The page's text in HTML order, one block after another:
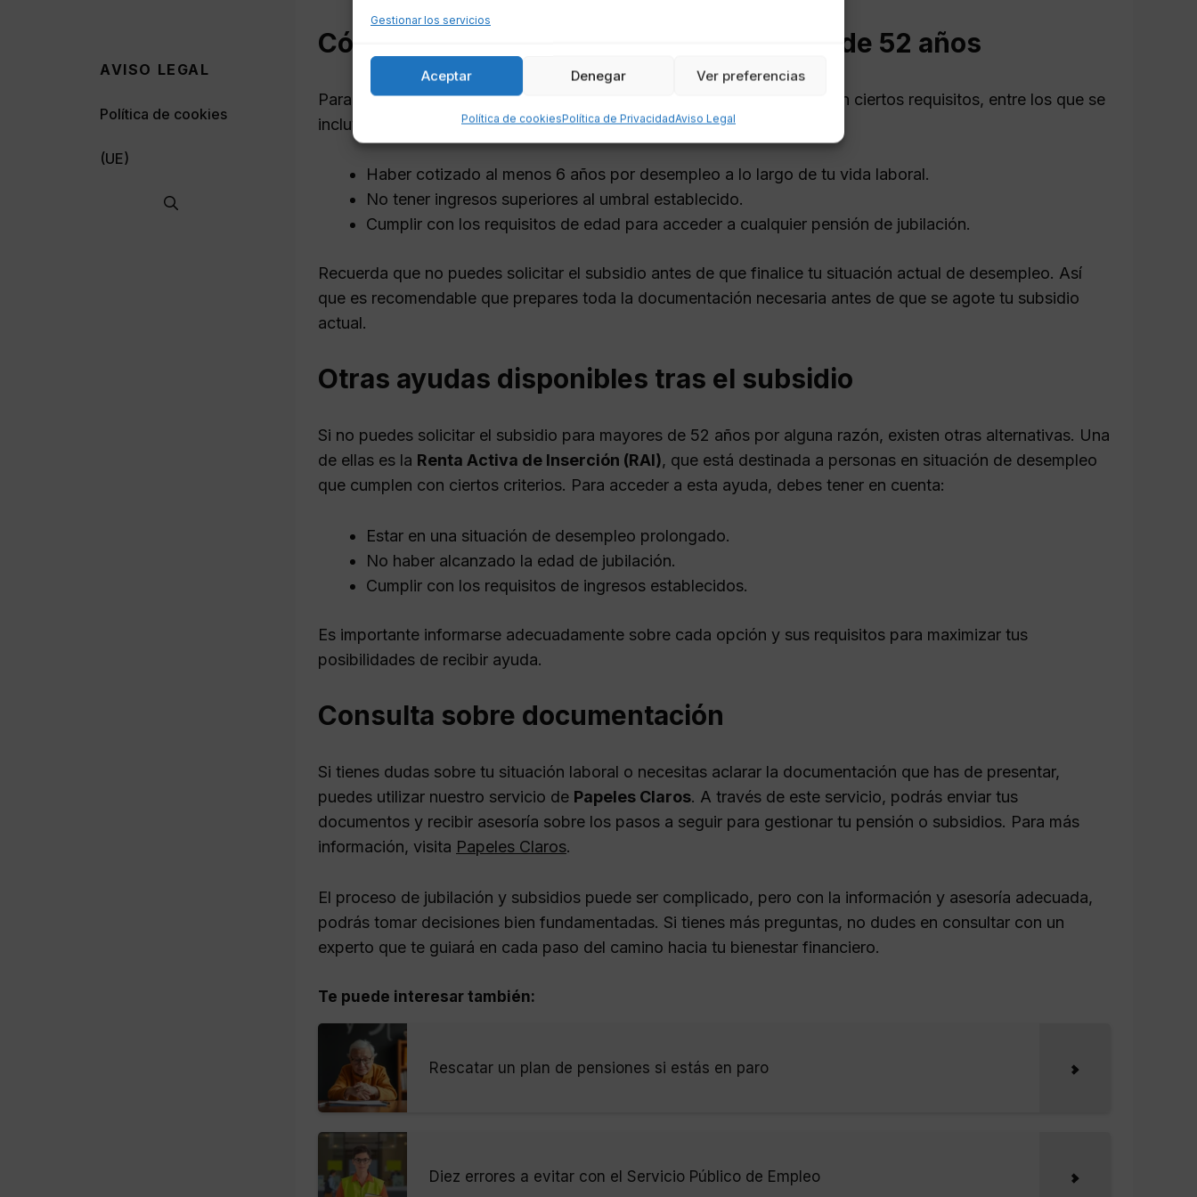
Gestionar los servicios
Aceptar Denegar Ver preferencias
Política de cookiesPolítica de PrivacidadAviso Legal
Cómo solicitar el subsidio para mayores de 52 años
Para solicitar elsubsidio para mayores de 52 años
, debes cumplir con ciertos requisitos, entre los que se
incluyen:
Haber cotizado al menos 6 años por desempleo a lo largo de tu vida laboral.
No tener ingresos superiores al umbral establecido.
Cumplir con los requisitos de edad para acceder a cualquier pensión de jubilación.
Recuerda que no puedes solicitar el subsidio antes de que finalice tu situación actual de desempleo. Así
que es recomendable que prepares toda la documentación necesaria antes de que se agote tu subsidio
actual.
Otras ayudas disponibles tras el subsidio
Si no puedes solicitar el subsidio para mayores de 52 años por alguna razón, existen otras alternativas. Una
de ellas es la Renta Activa de Inserción (RAI), que está destinada a personas en situación de desempleo
que cumplen con ciertos criterios. Para acceder a esta ayuda, debes tener en cuenta:
Estar en una situación de desempleo prolongado.
No haber alcanzado la edad de jubilación.
Cumplir con los requisitos de ingresos establecidos.
Es importante informarse adecuadamente sobre cada opción y sus requisitos para maximizar tus
posibilidades de recibir ayuda.
Consulta sobre documentación
Si tienes dudas sobre tu situación laboral o necesitas aclarar la documentación que has de presentar,
puedes utilizar nuestro servicio de Papeles Claros. A través de este servicio, podrás enviar tus
documentos y recibir asesoría sobre los pasos a seguir para gestionar tu pensión o subsidios. Para más
información, visita Papeles Claros.
El proceso de jubilación y subsidios puede ser complicado, pero con la información y asesoría adecuada,
podrás tomar decisiones bien fundamentadas. Si tienes más preguntas, no dudes en consultar con un
experto que te guiará en cada paso del camino hacia tu bienestar financiero.
Te puede interesar también:
Rescatar un plan de pensiones si estás en paro
Diez errores a evitar con el Servicio Público de Empleo
AVISO LEGAL
Política de cookies
(UE)